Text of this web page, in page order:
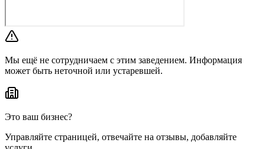
Мы ещё не сотрудничаем с этим заведением. Информация
может быть неточной или устаревшей.
Это ваш бизнес?
Управляйте страницей, отвечайте на отзывы, добавляйте